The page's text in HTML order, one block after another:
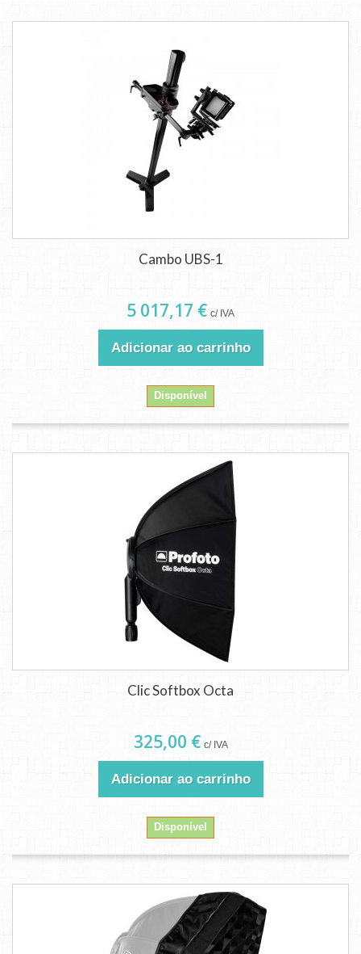
Cambo UBS-1
5 017,17 € c/ IVA
Adicionar ao carrinho
Disponível
Clic Softbox Octa
325,00 € c/ IVA
Adicionar ao carrinho
Disponível